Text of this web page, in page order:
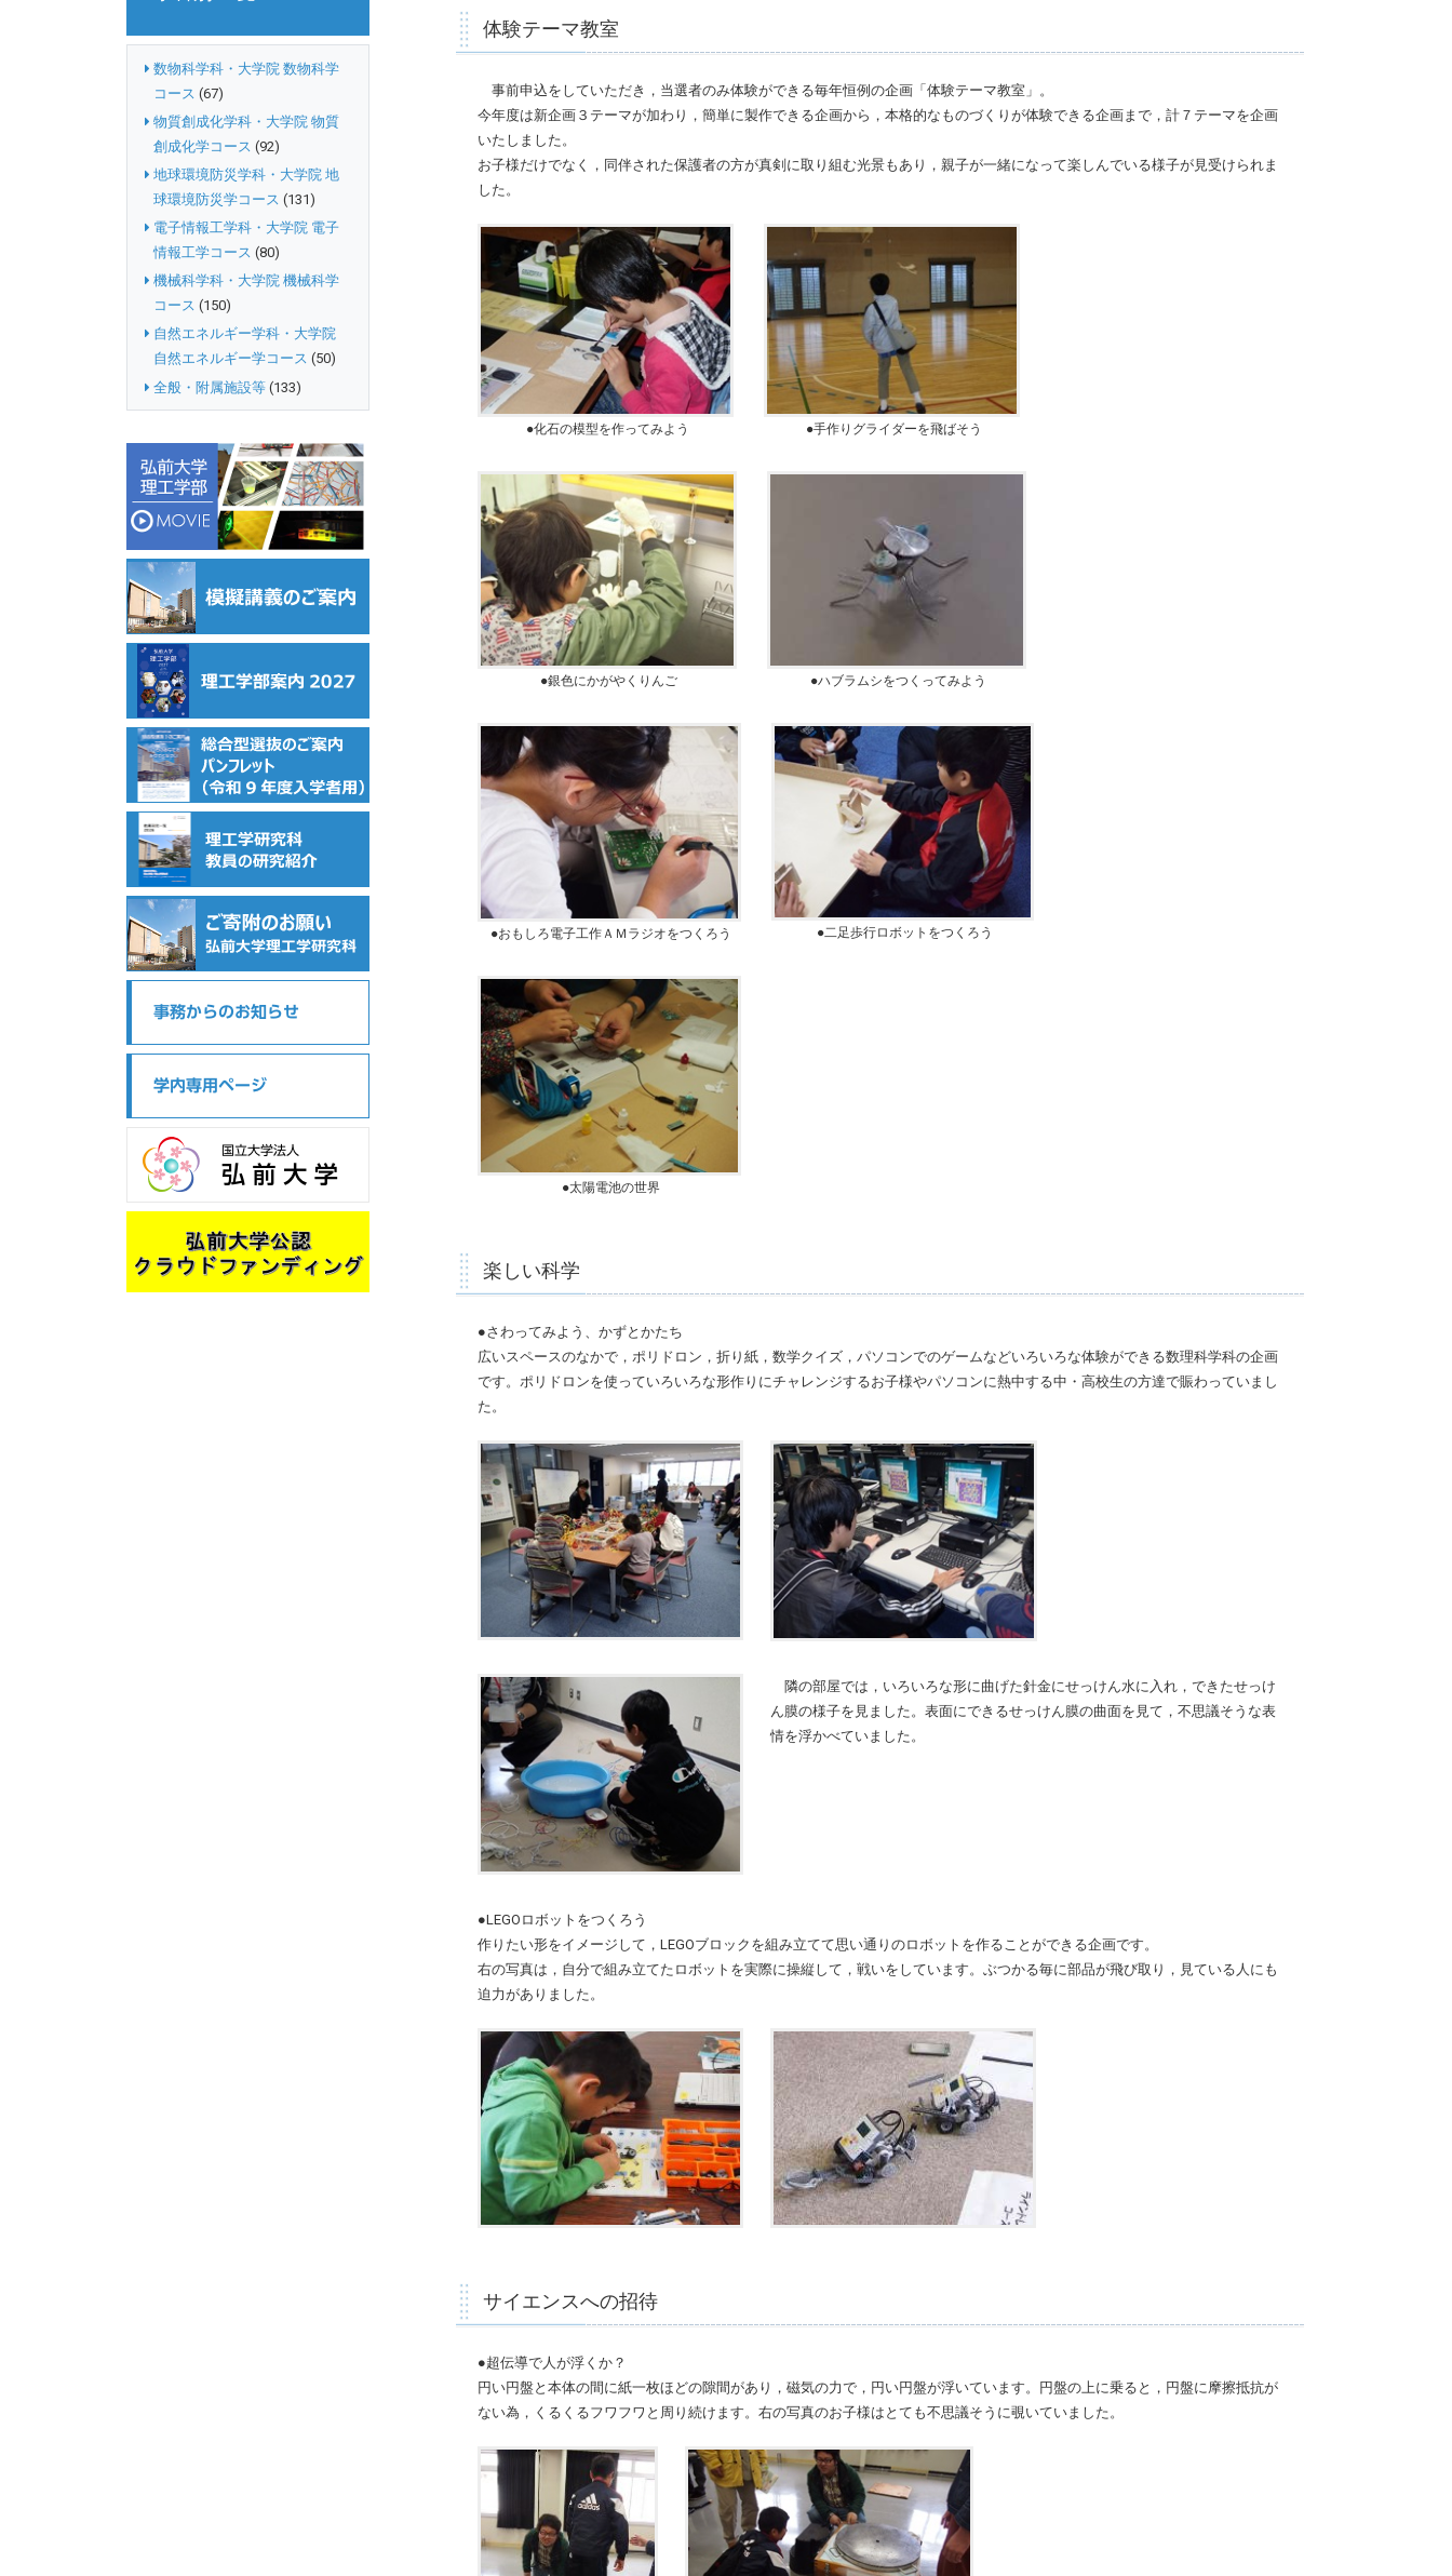
数物科学科・大学院 数物科学
コース (67)
物質創成化学科・大学院 物質
創成化学コース (92)
地球環境防災学科・大学院 地
球環境防災学コース (131)
電子情報工学科・大学院 電子
情報工学コース (80)
機械科学科・大学院 機械科学
コース (150)
自然エネルギー学科・大学院
自然エネルギー学コース (50)
全般・附属施設等 (133)
体験テーマ教室
事前申込をしていただき，当選者のみ体験ができる毎年恒例の企画「体験テーマ教室」。
今年度は新企画３テーマが加わり，簡単に製作できる企画から，本格的なものづくりが体験できる企画まで，計７テーマを企画
いたしました。
お子様だけでなく，同伴された保護者の方が真剣に取り組む光景もあり，親子が一緒になって楽しんでいる様子が見受けられま
した。
●化石の模型を作ってみよう ●手作りグライダーを飛ばそう
●銀色にかがやくりんご ●ハブラムシをつくってみよう
●おもしろ電子工作ＡＭラジオをつくろう ●二足歩行ロボットをつくろう
●太陽電池の世界
楽しい科学
●さわってみよう、かずとかたち
広いスペースのなかで，ポリドロン，折り紙，数学クイズ，パソコンでのゲームなどいろいろな体験ができる数理科学科の企画
です。ポリドロンを使っていろいろな形作りにチャレンジするお子様やパソコンに熱中する中・高校生の方達で賑わっていまし
た。
隣の部屋では，いろいろな形に曲げた針金にせっけん水に入れ，できたせっけ
ん膜の様子を見ました。表面にできるせっけん膜の曲面を見て，不思議そうな表
情を浮かべていました。
●LEGOロボットをつくろう
作りたい形をイメージして，LEGOブロックを組み立てて思い通りのロボットを作ることができる企画です。
右の写真は，自分で組み立てたロボットを実際に操縦して，戦いをしています。ぶつかる毎に部品が飛び取り，見ている人にも
迫力がありました。
サイエンスへの招待
●超伝導で人が浮くか？
円い円盤と本体の間に紙一枚ほどの隙間があり，磁気の力で，円い円盤が浮いています。円盤の上に乗ると，円盤に摩擦抵抗が
ない為，くるくるフワフワと周り続けます。右の写真のお子様はとても不思議そうに覗いていました。